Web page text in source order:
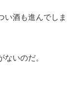
い酒も進んでしま
いのだ。